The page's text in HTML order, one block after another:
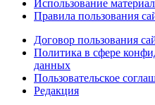
Использование
Правила пользования
Договор пользования
Политика в сфере
данных
Пользовательское
Редакция